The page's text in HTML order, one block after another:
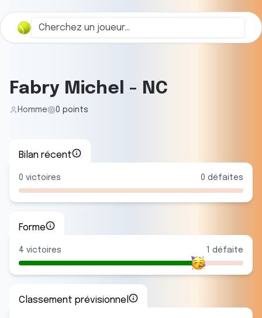
Fabry Michel - NC
Homme 0 points
Bilan récent
0 victoires 0 défaites
Forme
4 victoires défaite
Classement prévisionnel